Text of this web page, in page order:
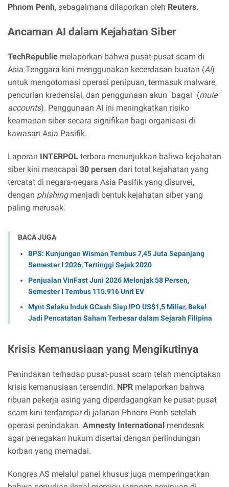
Phnom Penh, sebagaimana dilaporkan oleh Reuters.
Ancaman AI dalam Kejahatan Siber
TechRepublic melaporkan bahwa pusat-pusat scam di
Asia Tenggara kini menggunakan kecerdasan buatan (AI)
untuk mengotomasi operasi penipuan, termasuk malware,
pencurian kredensial, dan penggunaan akun "bagal" (mule
accounts). Penggunaan AI ini meningkatkan risiko
keamanan siber secara signifikan bagi organisasi di
kawasan Asia Pasifik.
Laporan INTERPOL terbaru menunjukkan bahwa kejahatan
siber kini mencapai 30 persen dari total kejahatan yang
tercatat di negara-negara Asia Pasifik yang disurvei,
dengan phishingmenjadi bentuk kejahatan siber yang
paling merusak.
BACA JUGA
BPS: Kunjungan Wisman Tembus 7,45 Juta Sepanjang
Semester I 2026, Tertinggi Sejak 2020
Penjualan VinFast Juni 2026 Melonjak 58 Persen,
Semester I Tembus 115.916 Unit EV
Mynt Selaku Induk GCash Siap IPO US$1,5 Miliar, Bakal
Jadi Pencatatan Saham Terbesar dalam Sejarah Filipina
Krisis Kemanusiaan yang Mengikutinya
Penindakan terhadap pusat-pusat scam telah menciptakan
krisis kemanusiaan tersendiri. NPR melaporkan bahwa
ribuan pekerja asing yang diperdagangkan ke pusat-pusat
scam kini terdampar di jalanan Phnom Penh setelah
operasi penindakan. Amnesty International mendesak
agar penegakan hukum disertai dengan perlindungan
korban yang memadai.
Kongres AS melalui panel khusus juga memperingatkan